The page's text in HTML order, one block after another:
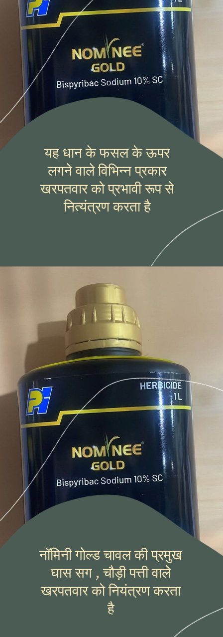
यह धान के फसल के ऊपर
लगने वाले विभिन्न प्रकार
खरपतवार को प्रभावी रूप से
नित्यंत्रण करता है
नॉमिनी गोल्ड चावल की प्रमुख
घास सग , चौड़ी पत्ती वाले
खरपतवार को नियंत्रण करता
है